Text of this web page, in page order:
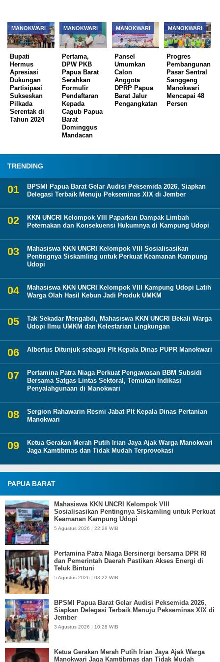
MANOKWARI
Bupati
Hermus
Apresiasi
Dukungan
Partisipasi
Sukseskan
Pilkada
Serentak di
Tahun 2024
MANOKWARI
Pertama,
DPW PKB
Papua Barat
Serahkan
Formulir
Pendaftaran
Kepada
Cagub Papua
Barat
Dominggus
Mandacan
MANOKWARI
Pansel
Umumkan
Calon
Anggota
DPRP Papua
Barat Jalur
Pengangkatan
MANOKWARI
Progres
Pembangunan
Pasar Sentral
Sanggeng
Manokwari
Mencapai 48
Persen
TRENDING
BPSMI Papua Barat Gelar Audisi Peksemida 2026, Siapkan
Delegasi Terbaik Menuju Pekseminas XIX di Jember
KKN UNCRI Kelompok VIII Paparkan Dampak Limbah
Peternakan dan Konsekuensi Hukumnya di Kampung Udopi
Mahasiswa KKN UNCRI Kelompok VIII Sosialisasikan
Pentingnya Siskamling untuk Perkuat Keamanan Kampung
Udopi
Mahasiswa KKN UNCRI Kelompok VIII Kampung Udopi Latih
Warga Olah Hasil Kebun Jadi Produk UMKM
Tak Sekadar Mengabdi, Mahasiswa KKN UNCRI Bekali Warga
Udopi Ilmu UMKM dan Kelestarian Lingkungan
Albertus Ditunjuk sebagai Plt Kepala Dinas PUPR Manokwari
Pertamina Patra Niaga Perkuat Pengawasan BBM Subsidi
Bersama Satgas Lintas Sektoral, Temukan Indikasi
Penyalahgunaan di Manokwari
Sergion Rahawarin Resmi Jabat Plt Kepala Dinas Pertanian
Manokwari
Ketua Gerakan Merah Putih Irian Jaya Ajak Warga Manokwari
Jaga Kamtibmas dan Tidak Mudah Terprovokasi
PAPUA BARAT
Mahasiswa KKN UNCRI Kelompok VIII
Sosialisasikan Pentingnya Siskamling untuk Perkuat
Keamanan Kampung Udopi
5 Agustus 2026 | 22:28 WIB
Pertamina Patra Niaga Bersinergi bersama DPR RI
dan Pemerintah Daerah Pastikan Akses Energi di
Teluk Bintuni
5 Agustus 2026 | 08:22 WIB
BPSMI Papua Barat Gelar Audisi Peksemida 2026,
Siapkan Delegasi Terbaik Menuju Pekseminas XIX di
Jember
3 Agustus 2026 | 10:28 WIB
Ketua Gerakan Merah Putih Irian Jaya Ajak Warga
Manokwari Jaga Kamtibmas dan Tidak Mudah